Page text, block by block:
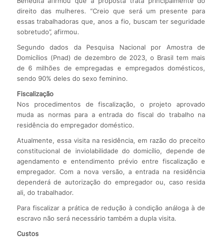
direito das mulheres. “Creio que será um presente para
essas trabalhadoras que, anos a fio, buscam ter seguridade
sobretudo”, afirmou.
Segundo dados da Pesquisa Nacional por Amostra de
Domicílios (Pnad) de dezembro de 2023, o Brasil tem mais
de 6 milhões de empregadas e empregados domésticos,
sendo 90% deles do sexo feminino.
Fiscalização
Nos procedimentos de fiscalização, o projeto aprovado
muda as normas para a entrada do fiscal do trabalho na
residência do empregador doméstico.
Atualmente, essa visita na residência, em razão do preceito
constitucional de inviolabilidade do domicílio, depende de
agendamento e entendimento prévio entre fiscalização e
empregador. Com a nova versão, a entrada na residência
dependerá de autorização do empregador ou, caso resida
ali, do trabalhador.
Para fiscalizar a prática de redução à condição análoga à de
escravo não será necessário também a dupla visita.
Custos